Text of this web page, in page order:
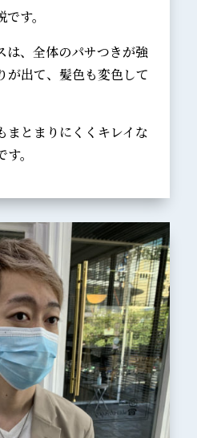
す。
は、全体のパサつきが強
が出て、髪色も変色して
まとまりにくくキレイな
。